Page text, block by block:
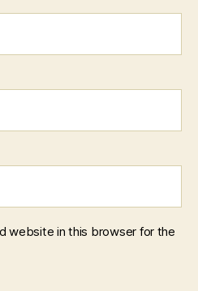
website in this browser for the